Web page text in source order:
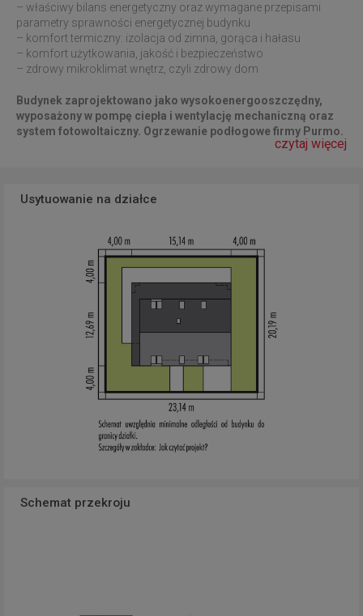
– właściwy bilans energetyczny oraz wymagane przepisami
parametry sprawności energetycznej budynku
– komfort termiczny: izolacja od zimna, gorąca i hałasu
– komfort użytkowania, jakość i bezpieczeństwo
– zdrowy mikroklimat wnętrz, czyli zdrowy dom
Budynek zaprojektowano jako wysokoenergooszczędny,
wyposażony w pompę ciepła i wentylację mechaniczną oraz
system fotowoltaiczny. Ogrzewanie podłogowe firmy Purmo.
czytaj więcej
Usytuowanie na działce
Schemat przekroju